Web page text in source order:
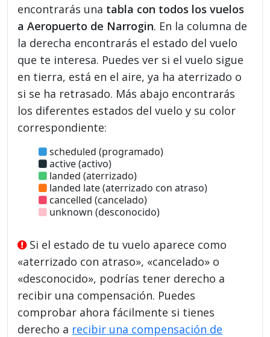
encontrarás una tabla con todos los vuelos
a Aeropuerto de Narrogin. En la columna de
la derecha encontrarás el estado del vuelo
que te interesa. Puedes ver si el vuelo sigue
en tierra, está en el aire, ya ha aterrizado o
si se ha retrasado. Más abajo encontrarás
los diferentes estados del vuelo y su color
correspondiente:
scheduled (programado)
active (activo)
landed (aterrizado)
landed late (aterrizado con atraso)
cancelled (cancelado)
unknown (desconocido)
Si el estado de tu vuelo aparece como
«aterrizado con atraso», «cancelado» o
«desconocido», podrías tener derecho a
recibir una compensación. Puedes
comprobar ahora fácilmente si tienes
derecho a recibir una compensación de